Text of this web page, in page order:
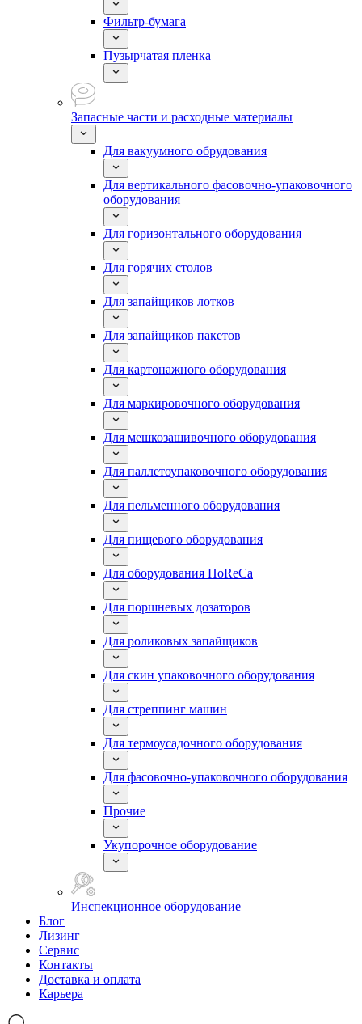
Фильтр-бумага
Пузырчатая пленка
Запасные части и расходные материалы
Для вакуумного обрудования
Для вертикального фасовочно-упаковочного
оборудования
Для горизонтального оборудования
Для горячих столов
Для запайщиков лотков
Для запайщиков пакетов
Для картонажного оборудования
Для маркировочного оборудования
Для мешкозашивочного оборудования
Для паллетоупаковочного оборудования
Для пельменного оборудования
Для пищевого оборудования
Для оборудования HoReCa
Для поршневых дозаторов
Для роликовых запайщиков
Для скин упаковочного оборудования
Для стреппинг машин
Для термоусадочного оборудования
Для фасовочно-упаковочного оборудования
Прочие
Укупорочное оборудование
Инспекционное оборудование
Блог
Лизинг
Сервис
Контакты
Доставка и оплата
Карьера